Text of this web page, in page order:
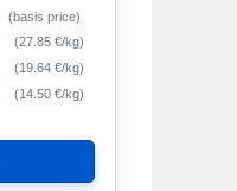
(basis price)
(27.85 €/kg)
(19.64 €/kg)
(14.50 €/kg)